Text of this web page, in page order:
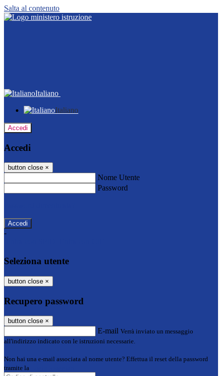
Salta al contenuto
Italiano
Italiano
Accedi
Accedi
button close ×
Nome Utente
Password
-
Seleziona utente
button close ×
Recupero password
button close ×
E-mail Verrà inviato un messaggio
all'indirizzo indicato con le istruzioni necessarie.
Non hai una e-mail associata al nome utente? Effettua il reset della password
tramite la